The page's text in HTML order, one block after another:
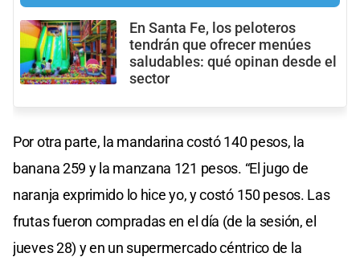
En Santa Fe, los peloteros
tendrán que ofrecer menúes
saludables: qué opinan desde el
sector
Por otra parte, la mandarina costó 140 pesos, la
banana 259 y la manzana 121 pesos. “El jugo de
naranja exprimido lo hice yo, y costó 150 pesos. Las
frutas fueron compradas en el día (de la sesión, el
jueves 28) y en un supermercado céntrico de la